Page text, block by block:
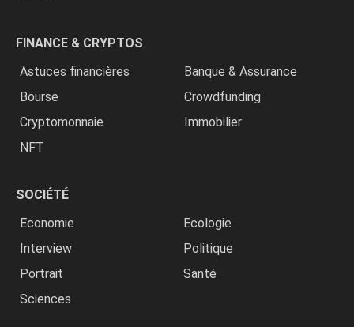
FINANCE & CRYPTOS
Astuces financières
Banque & Assurance
Bourse
Crowdfunding
Cryptomonnaie
Immobilier
NFT
SOCIÉTÉ
Economie
Ecologie
Interview
Politique
Portrait
Santé
Sciences